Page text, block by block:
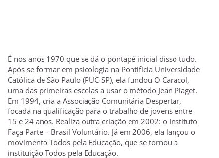
É nos anos 1970 que se dá o pontapé inicial disso tudo.
Após se formar em psicologia na Pontifícia Universidade
Católica de São Paulo (PUC-SP), ela fundou O Caracol,
uma das primeiras escolas a usar o método Jean Piaget.
Em 1994, cria a Associação Comunitária Despertar,
focada na qualificação para o trabalho de jovens entre
15 e 24 anos. Realiza outra criação em 2002: o Instituto
Faça Parte – Brasil Voluntário. Já em 2006, ela lançou o
movimento Todos pela Educação, que se tornou a
instituição Todos pela Educação.